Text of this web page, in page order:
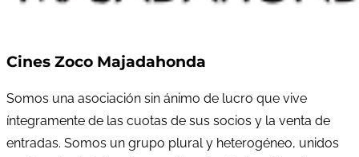
Cines Zoco Majadahonda
Somos una asociación sin ánimo de lucro que vive
íntegramente de las cuotas de sus socios y la venta de
entradas. Somos un grupo plural y heterogéneo, unidos